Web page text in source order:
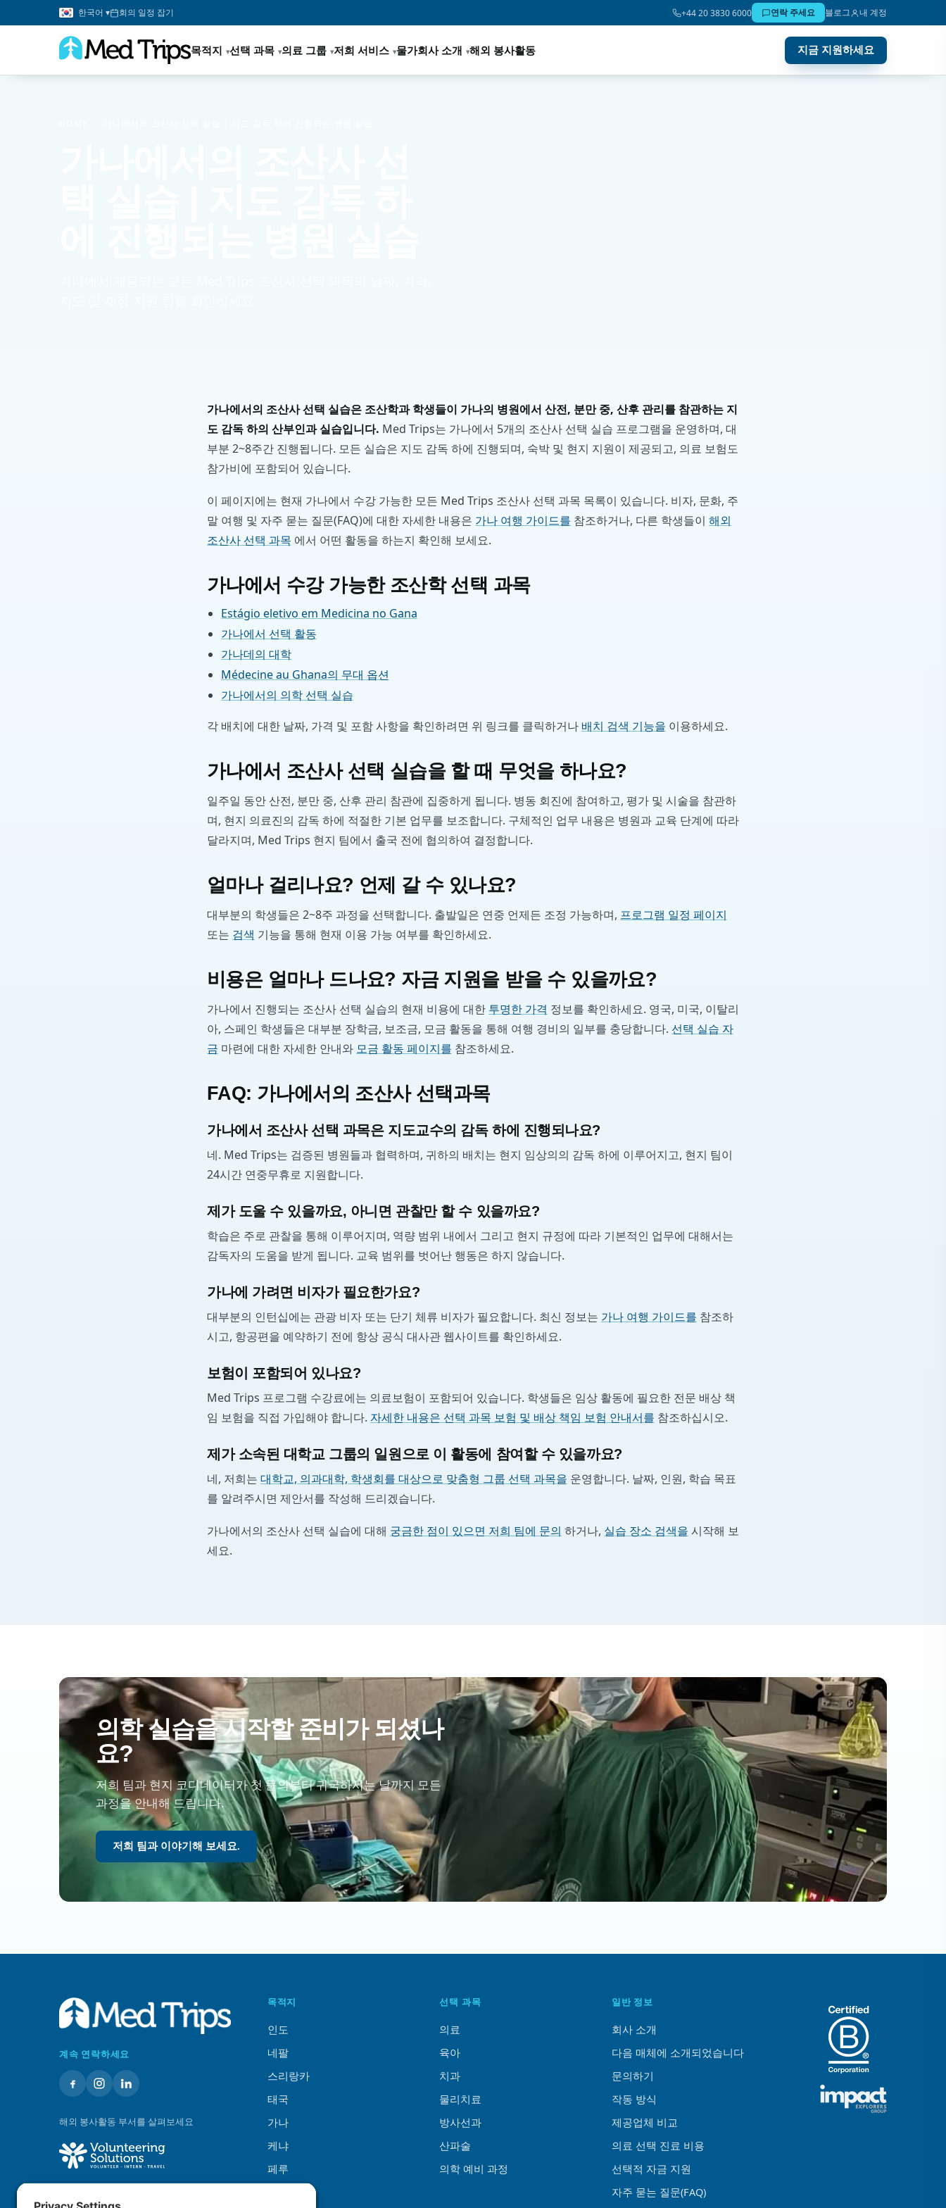
한국어 ▾ 회의 일정 잡기 +44 20 3830 6000 연락 주세요 블로그 내 계정
목적지 선택 과목 의료 그룹 저희 서비스 물가회사 소개 해외 봉사활동 지금 지원하세요
가나에서의 조산사 선택 실습은 조산학과 학생들이 가나의 병원에서 산전, 분만 중, 산후 관리를 참관하는 지
도 감독 하의 산부인과 실습입니다. Med Trips는 가나에서 5개의 조산사 선택 실습 프로그램을 운영하며, 대
부분 2~8주간 진행됩니다. 모든 실습은 지도 감독 하에 진행되며, 숙박 및 현지 지원이 제공되고, 의료 보험도
참가비에 포함되어 있습니다.
이 페이지에는 현재 가나에서 수강 가능한 모든 Med Trips 조산사 선택 과목 목록이 있습니다. 비자, 문화, 주
말 여행 및 자주 묻는 질문(FAQ)에 대한 자세한 내용은 가나 여행 가이드를 참조하거나, 다른 학생들이 해외
조산사 선택 과목 에서 어떤 활동을 하는지 확인해 보세요.
가나에서 수강 가능한 조산학 선택 과목
Estágio eletivo em Medicina no Gana
가나에서 선택 활동
가나데의 대학
Médecine au Ghana의 무대 옵션
가나에서의 의학 선택 실습
각 배치에 대한 날짜, 가격 및 포함 사항을 확인하려면 위 링크를 클릭하거나 배치 검색 기능을 이용하세요.
가나에서 조산사 선택 실습을 할 때 무엇을 하나요?
일주일 동안 산전, 분만 중, 산후 관리 참관에 집중하게 됩니다. 병동 회진에 참여하고, 평가 및 시술을 참관하
며, 현지 의료진의 감독 하에 적절한 기본 업무를 보조합니다. 구체적인 업무 내용은 병원과 교육 단계에 따라
달라지며, Med Trips 현지 팀에서 출국 전에 협의하여 결정합니다.
얼마나 걸리나요? 언제 갈 수 있나요?
대부분의 학생들은 2~8주 과정을 선택합니다. 출발일은 연중 언제든 조정 가능하며, 프로그램 일정 페이지
또는 검색 기능을 통해 현재 이용 가능 여부를 확인하세요.
비용은 얼마나 드나요? 자금 지원을 받을 수 있을까요?
가나에서 진행되는 조산사 선택 실습의 현재 비용에 대한 투명한 가격 정보를 확인하세요. 영국, 미국, 이탈리
아, 스페인 학생들은 대부분 장학금, 보조금, 모금 활동을 통해 여행 경비의 일부를 충당합니다. 선택 실습 자
금 마련에 대한 자세한 안내와 모금 활동 페이지를 참조하세요.
FAQ: 가나에서의 조산사 선택과목
가나에서 조산사 선택 과목은 지도교수의 감독 하에 진행되나요?
네. Med Trips는 검증된 병원들과 협력하며, 귀하의 배치는 현지 임상의의 감독 하에 이루어지고, 현지 팀이
24시간 연중무휴로 지원합니다.
제가 도울 수 있을까요, 아니면 관찰만 할 수 있을까요?
학습은 주로 관찰을 통해 이루어지며, 역량 범위 내에서 그리고 현지 규정에 따라 기본적인 업무에 대해서는
감독자의 도움을 받게 됩니다. 교육 범위를 벗어난 행동은 하지 않습니다.
가나에 가려면 비자가 필요한가요?
대부분의 인턴십에는 관광 비자 또는 단기 체류 비자가 필요합니다. 최신 정보는 가나 여행 가이드를 참조하
시고, 항공편을 예약하기 전에 항상 공식 대사관 웹사이트를 확인하세요.
보험이 포함되어 있나요?
Med Trips 프로그램 수강료에는 의료보험이 포함되어 있습니다. 학생들은 임상 활동에 필요한 전문 배상 책
임 보험을 직접 가입해야 합니다. 자세한 내용은 선택 과목 보험 및 배상 책임 보험 안내서를 참조하십시오.
제가 소속된 대학교 그룹의 일원으로 이 활동에 참여할 수 있을까요?
네, 저희는 대학교, 의과대학, 학생회를 대상으로 맞춤형 그룹 선택 과목을 운영합니다. 날짜, 인원, 학습 목표
를 알려주시면 제안서를 작성해 드리겠습니다.
가나에서의 조산사 선택 실습에 대해 궁금한 점이 있으면 저희 팀에 문의 하거나, 실습 장소 검색을 시작해 보
세요.
의학 실습을 시작할 준비가 되셨나
요?
저희 팀과 현지 코디네이터가 첫 문의부터 귀국하시는 날까지 모든
과정을 안내해 드립니다.
저희 팀과 이야기해 보세요.
계속 연락하세요
해외 봉사활동 부서를 살펴보세요
목적지
인도
네팔
스리랑카
태국
가나
케냐
페루
선택 과목
의료
육아
치과
물리치료
방사선과
산파술
의학 예비 과정
일반 정보
회사 소개
다음 매체에 소개되었습니다
문의하기
작동 방식
제공업체 비교
의료 선택 진료 비용
선택적 자금 지원
자주 묻는 질문(FAQ)